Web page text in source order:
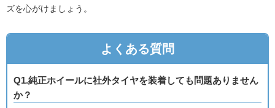
ズを心がけましょう。
よくある質問
Q1.純正ホイールに社外タイヤを装着しても問題ありません
か？